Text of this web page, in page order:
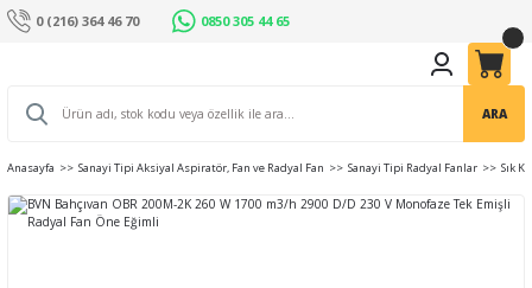
0 (216) 364 46 70 0850 305 44 65
ARA
Anasayfa Sanayi Tipi Aksiyal Aspiratör, Fan ve Radyal Fan Sanayi Tipi Radyal Fanlar Sık